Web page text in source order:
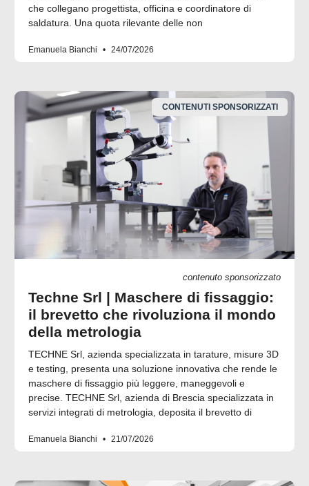
che collegano progettista, officina e coordinatore di
saldatura. Una quota rilevante delle non
Emanuela Bianchi 24/07/2026
CONTENUTI SPONSORIZZATI
contenuto sponsorizzato
Techne Srl | Maschere di fissaggio:
il brevetto che rivoluziona il mondo
della metrologia
TECHNE Srl, azienda specializzata in tarature, misure 3D
e testing, presenta una soluzione innovativa che rende le
maschere di fissaggio più leggere, maneggevoli e
precise. TECHNE Srl, azienda di Brescia specializzata in
servizi integrati di metrologia, deposita il brevetto di
Emanuela Bianchi 21/07/2026